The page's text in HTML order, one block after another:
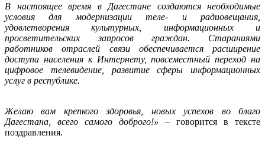
В настоящее время в Дагестане создаются необходимые
условия для модернизации теле- и радиовещания,
удовлетворения культурных, информационных и
просветительских запросов граждан. Стараниями
работников отраслей связи обеспечивается расширение
доступа населения к Интернету, повсеместный переход на
цифровое телевидение, развитие сферы информационных
услуг в республике.
Желаю вам крепкого здоровья, новых успехов во благо
Дагестана, всего самого доброго!» – говорится в тексте
поздравления.